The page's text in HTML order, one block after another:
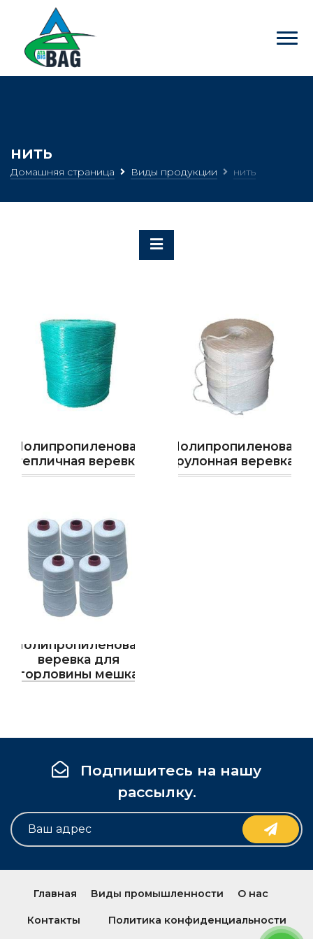
нить
Домашняя страница Виды продукции нить
Полипропиленовая
тепличная веревка
Полипропиленовая
рулонная веревка
Полипропиленовая
веревка для
горловины мешка
Подпишитесь на нашу
рассылку.
Главная Виды промышленности О нас
Контакты Политика конфиденциальности